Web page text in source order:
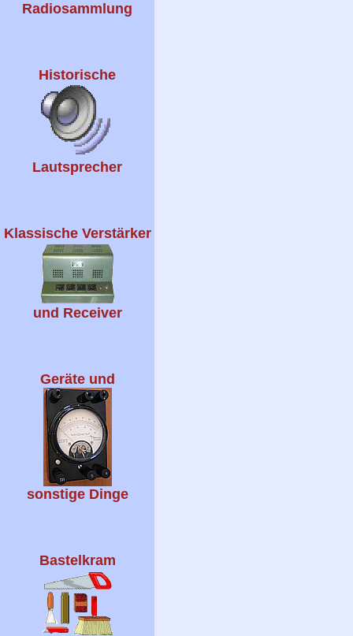
Radiosammlung
Historische
Lautsprecher
Klassische Verstärker
und Receiver
Geräte und
sonstige Dinge
Bastelkram